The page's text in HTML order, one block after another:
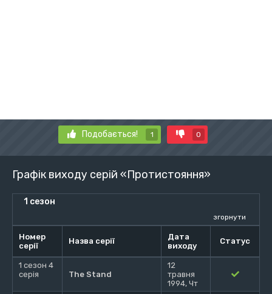
Подобається! 1 0
Графік виходу серій «Протистояння»
1 сезон
згорнути
Номер
серії
Назва серії
Дата
виходу
Статус
1 сезон 4
серія
The Stand
12
травня
1994, Чт